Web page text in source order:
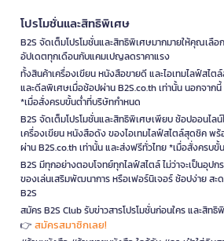
โปรโมชั่นและสิทธิพิเศษ
B2S จัดเต็มโปรโมชั่นและสิทธิพิเศษมากมายให้คุณเลือ
อัปเดตทุกเดือนกับแคมเปญลดราคาแรง
ทั้งสินค้าเครื่องเขียน หนังสือขายดี และไอเทมไลฟ์สไ
และดีลพิเศษเมื่อช้อปผ่าน B2S.co.th เท่านั้น นอกจาก
*เมื่อสั่งครบขั้นต่ำที่บริษัทกำหนด
B2S จัดเต็มโปรโมชั่นและสิทธิพิเศษเพียบ ช้อปออนไล
เครื่องเขียน หนังสือดัง ของไอเทมไลฟ์สไตล์สุดชิค พ
ผ่าน B2S.co.th เท่านั้น และส่งฟรีทั่วไทย *เมื่อสั่งครบ
B2S มีทุกอย่างตอบโจทย์ทุกไลฟ์สไตล์ ไม่ว่าจะเป็นอุป
ของเล่นเสริมพัฒนาการ หรือเฟอร์นิเจอร์ ช้อปง่าย สะ
B2S
สมัคร B2S Club รับข่าวสารโปรโมชั่นก่อนใคร และสิท
👉 สมัครสมาชิกเลย!